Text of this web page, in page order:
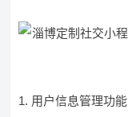
1. 用户信息管理功能